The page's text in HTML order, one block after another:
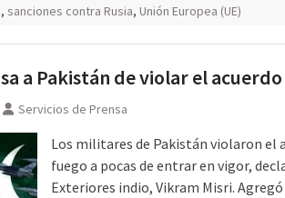
, sanciones contra Rusia, Unión Europea (UE)
a Pakistán de violar el
Servicios de Prensa
Los militares de Pakistán violaron el
fuego a pocas de entrar en vigor,
Exteriores indio, Vikram Misri. Agregó